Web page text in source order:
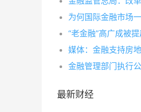
为何国际金融市场
“老金融”高广成被
媒体：金融支持房
金融管理部门执行
最新财经